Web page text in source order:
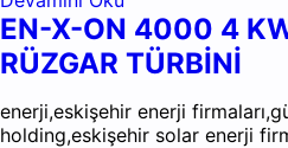
EN-X-ON 4000 4
RÜZGAR TÜRBİNİ
enerji,eskişehir enerji
holding,eskişehir solar enerji